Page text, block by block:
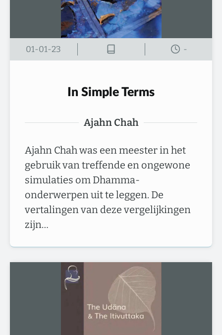
01-01-23 -
In Simple Terms
Ajahn Chah
Ajahn Chah was een meester in het
gebruik van treffende en ongewone
simulaties om Dhamma-
onderwerpen uit te leggen. De
vertalingen van deze vergelijkingen
zijn…